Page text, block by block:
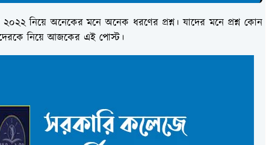
নিয়ে অনেকের মনে অনেক ধরণের প্রশ্ন। যাদের মনে প্রশ্ন কোন
নিয়ে আজকের এই পোস্ট।